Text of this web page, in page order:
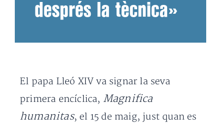
després la tècnica»
El papa Lleó XIV va signar la seva
primera encíclica, Magnifica
humanitas, el 15 de maig, just quan es